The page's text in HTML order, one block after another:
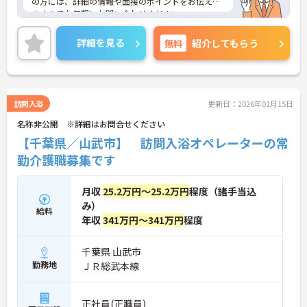
ますのでお気軽にお問い合わせください。
詳細を見る 無料 紹介してもらう
訪問入浴 更新日：2026年01月15日
名称非公開 ※詳細はお問合せください
【千葉県／山武市】 訪問入浴オペレーターの常
勤介護職募集です
給料
月収 25.2万円～25.2万円程度（諸手当込
み）
年収341万円～341万円程度
勤務地
千葉県 山武市
ＪＲ総武本線
正社員(正職員)